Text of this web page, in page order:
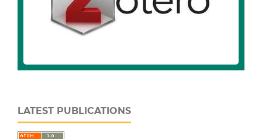
LATEST PUBLICATIONS